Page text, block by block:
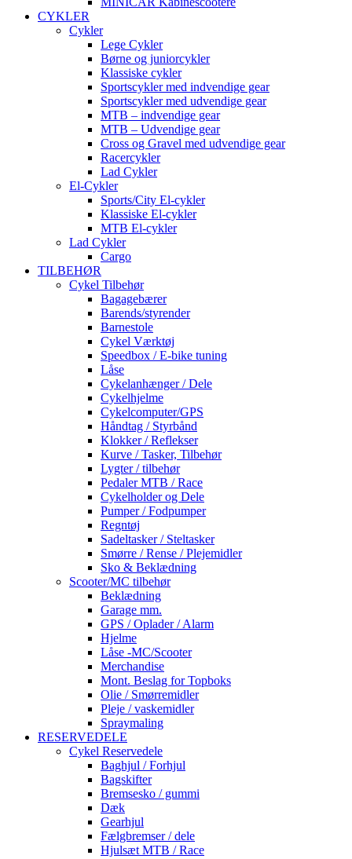
CYKLER
Cykler
Lege Cykler
Børne og juniorcykler
Klassiske cykler
Sportscykler med indvendige gear
Sportscykler med udvendige gear
MTB – indvendige gear
MTB – Udvendige gear
Cross og Gravel med udvendige gear
Racercykler
Lad Cykler
El-Cykler
Sports/City El-cykler
Klassiske El-cykler
MTB El-cykler
Lad Cykler
Cargo
TILBEHØR
Cykel Tilbehør
Bagagebærer
Barends/styrender
Barnestole
Cykel Værktøj
Speedbox / E-bike tuning
Låse
Cykelanhænger / Dele
Cykelhjelme
Cykelcomputer/GPS
Håndtag / Styrbånd
Klokker / Reflekser
Kurve / Tasker, Tilbehør
Lygter / tilbehør
Pedaler MTB / Race
Cykelholder og Dele
Pumper / Fodpumper
Regntøj
Sadeltasker / Steltasker
Smørre / Rense / Plejemidler
Sko & Beklædning
Scooter/MC tilbehør
Beklædning
Garage mm.
GPS / Oplader / Alarm
Hjelme
Låse -MC/Scooter
Merchandise
Mont. Beslag for Topboks
Olie / Smørremidler
Pleje / vaskemidler
Spraymaling
RESERVEDELE
Cykel Reservedele
Baghjul / Forhjul
Bagskifter
Bremsesko / gummi
Dæk
Gearhjul
Fælgbremser / dele
Hjulsæt MTB / Race